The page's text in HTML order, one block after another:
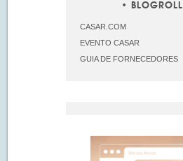
BLOGROLL
CASAR.COM
EVENTO CASAR
GUIA DE FORNECEDORES